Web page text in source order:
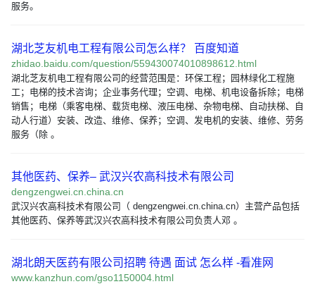
服务。
湖北芝友机电工程有限公司怎么样？ 百度知道
zhidao.baidu.com/question/559430074010898612.html
湖北芝友机电工程有限公司的经营范围是：环保工程；园林绿化工程施
工；电梯的技术咨询；企业事务代理；空调、电梯、机电设备拆除；电梯
销售；电梯（乘客电梯、载货电梯、液压电梯、杂物电梯、自动扶梯、自
动人行道）安装、改造、维修、保养；空调、发电机的安装、维修、劳务
服务（除 。
其他医药、保养– 武汉兴农高科技术有限公司
dengzengwei.cn.china.cn
武汉兴农高科技术有限公司（ dengzengwei.cn.china.cn）主营产品包括
其他医药、保养等武汉兴农高科技术有限公司负责人邓 。
湖北朗天医药有限公司招聘 待遇 面试 怎么样 -看准网
www.kanzhun.com/gso1150004.html